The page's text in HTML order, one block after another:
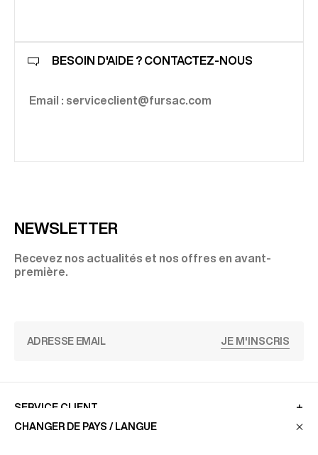
BESOIN D'AIDE ? CONTACTEZ-NOUS
Email : serviceclient@fursac.com
NEWSLETTER
Recevez nos actualités et nos offres en avant-
première.
JE M'INSCRIS
SERVICE CLIENT
CHANGER DE PAYS / LANGUE